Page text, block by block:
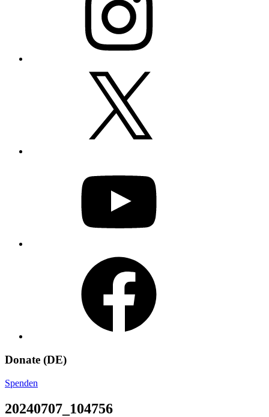
Donate (DE)
Spenden
20240707_104756